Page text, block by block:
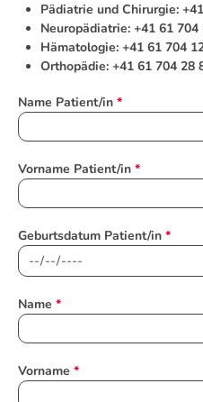
Pädiatrie und Chirurgie:
Neuropädiatrie: +41 61 704
Hämatologie: +41 61 704
Orthopädie: +41 61 704 28
Name Patient/in *
Vorname Patient/in *
Geburtsdatum Patient/in *
Name *
Vorname *